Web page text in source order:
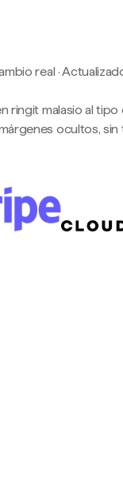
real ·
ringit malasio al tipo
ocultos, sin